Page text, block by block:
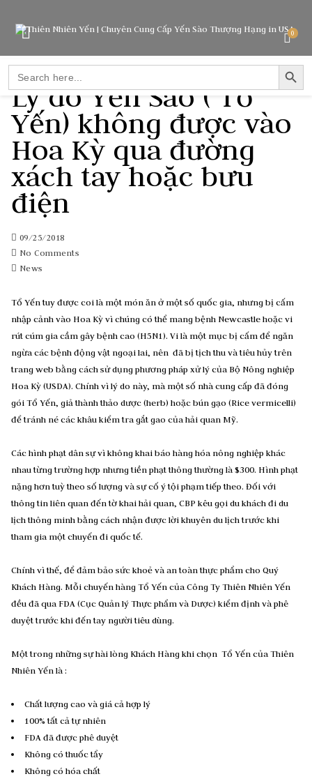
Search
for:
SEARCH
0
Lý do Yến Sào ( Tổ
Yến) không được vào
Hoa Kỳ qua đường
xách tay hoặc bưu
điện
09/25/2018
No Comments
News
Tổ Yến tuy được coi là một món ăn ở một số quốc gia, nhưng bị cấm
nhập cảnh vào Hoa Kỳ vì chúng có thể mang bệnh Newcastle hoặc vi
rút cúm gia cầm gây bệnh cao (H5N1). Vi là một mục bị cấm để ngăn
ngừa các bệnh động vật ngoại lai, nên đã bị tịch thu và tiêu hủy trên
trang web bằng cách sử dụng phương pháp xử lý của Bộ Nông nghiệp
Hoa Kỳ (USDA). Chính vì lý do này, mà một số nhà cung cấp đã đóng
gói Tổ Yến, giả thành thảo dược (herb) hoặc bún gạo (Rice vermicelli)
để tránh né các khâu kiểm tra gắt gao của hải quan Mỹ.
Các hình phạt dân sự vì không khai báo hàng hóa nông nghiệp khác
nhau từng trường hợp nhưng tiền phạt thông thường là $300. Hình phạt
nặng hơn tuỳ theo số lượng và sự cố ý tội phạm tiếp theo. Đối với
thông tin liên quan đến tờ khai hải quan, CBP kêu gọi du khách đi du
lịch thông minh bằng cách nhận được lời khuyên du lịch trước khi
tham gia một chuyến đi quốc tế.
Chính vì thế, để đảm bảo sức khoẻ và an toàn thực phẩm cho Quý
Khách Hàng. Mỗi chuyến hàng Tổ Yến của Công Ty Thiên Nhiên Yến
đều đã qua FDA (Cục Quản lý Thực phẩm và Dược) kiểm định và phê
duyệt trước khi đến tay người tiêu dùng.
Một trong những sự hài lòng Khách Hàng khi chọn Tổ Yến của Thiên
Nhiên Yến là :
Chất lượng cao và giá cả hợp lý
100% tất cả tự nhiên
FDA đã được phê duyệt
Không có thuốc tẩy
Không có hóa chất